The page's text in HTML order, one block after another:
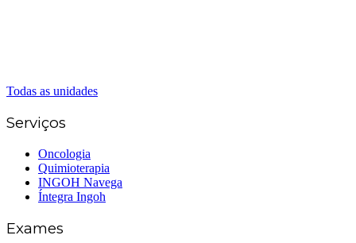
Todas as unidades
Serviços
Oncologia
Quimioterapia
INGOH Navega
Íntegra Ingoh
Exames